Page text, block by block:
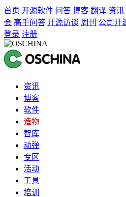
首页 开源软件 问答 博客 翻译 资讯
会 高手问答 开源访谈 周刊 公司开
登录 注册
资讯
博客
软件
造物
智库
动弹
专区
活动
工具
培训